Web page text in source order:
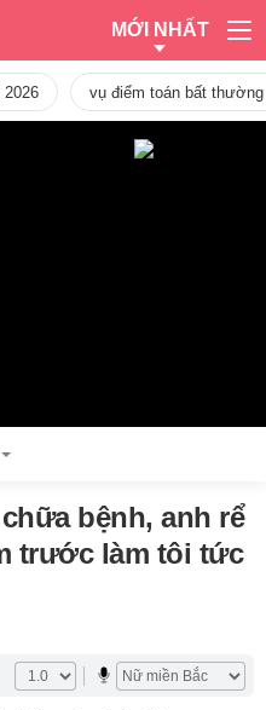
MỚI NHẤT
vụ điểm toán bất
bệnh, anh rể
trước làm tôi tức